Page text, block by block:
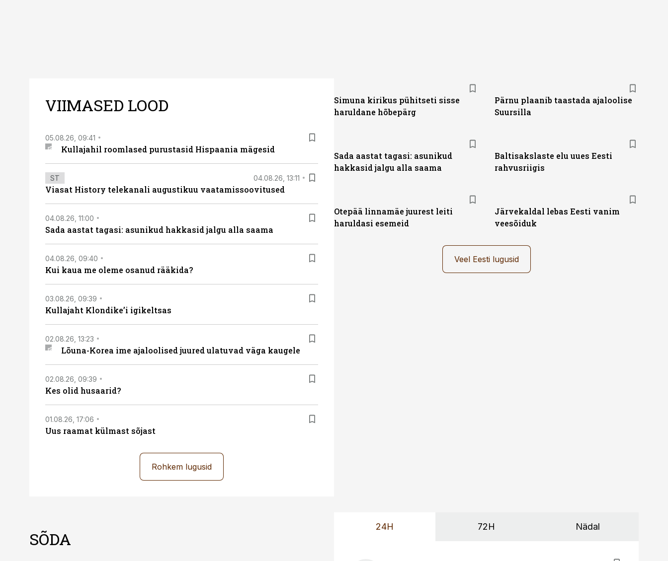
VIIMASED LOOD
05.08.26, 09:41
Kullajahil roomlased purustasid Hispaania mägesid
ST 04.08.26, 13:11
Viasat History telekanali augustikuu vaatamissoovitused
04.08.26, 11:00
Sada aastat tagasi: asunikud hakkasid jalgu alla saama
04.08.26, 09:40
Kui kaua me oleme osanud rääkida?
03.08.26, 09:39
Kullajaht Klondike’i igikeltsas
02.08.26, 13:23
Lõuna-Korea ime ajaloolised juured ulatuvad väga kaugele
02.08.26, 09:39
Kes olid husaarid?
01.08.26, 17:06
Uus raamat külmast sõjast
Rohkem lugusid
Simuna kirikus pühitseti sisse
haruldane hõbepärg
Pärnu plaanib taastada ajaloolise
Suursilla
Sada aastat tagasi: asunikud
hakkasid jalgu alla saama
Baltisakslaste elu uues Eesti
rahvusriigis
Otepää linnamäe juurest leiti
haruldasi esemeid
Järvekaldal lebas Eesti vanim
veesõiduk
Veel Eesti lugusid
SÕDA
24H 72H Nädal